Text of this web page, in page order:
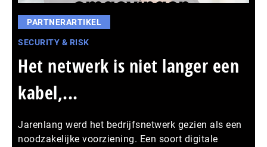
PARTNERARTIKEL
SECURITY & RISK
Het netwerk is niet langer een
kabel,...
Jarenlang werd het bedrijfsnetwerk gezien als een
noodzakelijke voorziening. Een soort digitale